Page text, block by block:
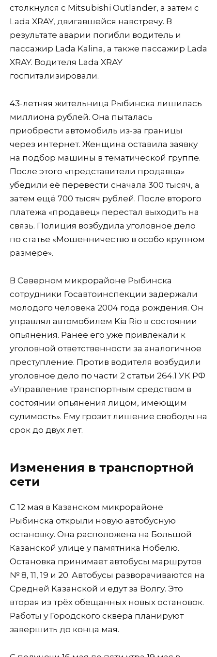
столкнулся с Mitsubishi Outlander, а затем с
Lada XRAY, двигавшейся навстречу. В
результате аварии погибли водитель и
пассажир Lada Kalina, а также пассажир Lada
XRAY. Водителя Lada XRAY
госпитализировали.
43-летняя жительница Рыбинска лишилась
миллиона рублей. Она пыталась
приобрести автомобиль из-за границы
через интернет. Женщина оставила заявку
на подбор машины в тематической группе.
После этого «представители продавца»
убедили её перевести сначала 300 тысяч, а
затем ещё 700 тысяч рублей. После второго
платежа «продавец» перестал выходить на
связь. Полиция возбудила уголовное дело
по статье «Мошенничество в особо крупном
размере».
В Северном микрорайоне Рыбинска
сотрудники Госавтоинспекции задержали
молодого человека 2004 года рождения. Он
управлял автомобилем Kia Rio в состоянии
опьянения. Ранее его уже привлекали к
уголовной ответственности за аналогичное
преступление. Против водителя возбудили
уголовное дело по части 2 статьи 264.1 УК РФ
«Управление транспортным средством в
состоянии опьянения лицом, имеющим
судимость». Ему грозит лишение свободы на
срок до двух лет.
Изменения в транспортной
сети
С 12 мая в Казанском микрорайоне
Рыбинска открыли новую автобусную
остановку. Она расположена на Большой
Казанской улице у памятника Нобелю.
Остановка принимает автобусы маршрутов
№ 8, 11, 19 и 20. Автобусы разворачиваются на
Средней Казанской и едут за Волгу. Это
вторая из трёх обещанных новых остановок.
Работы у Городского сквера планируют
завершить до конца мая.